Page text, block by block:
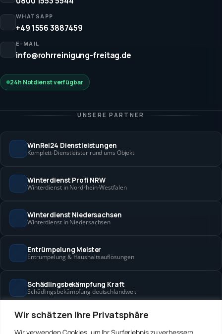
Wir schätzen Ihre Privatsphäre
Wir verwenden Cookies, um Ihr Surferlebnis zu verbessern,
WHATSAPP
+49 1556 3887459
E-MAIL
info@rohrreinigung-freitag.de
24h Notdienst verfügbar
UNSERE PARTNER
WinRei24 Dienstleistungen
Komplett-Dienstleister rund ums Objekt
Winterdienst Profi NRW
Winterdienst in Nordrhein-Westfalen
Winterdienst Niedersachsen
Winterdienst in Niedersachsen
Entrümpelung Meister
Entrümpelung & Haushaltsauflösungen
Schädlingsbekämpfung Kraft
Schädlingsbekämpfung deutschlandweit
Hanse Objektservice